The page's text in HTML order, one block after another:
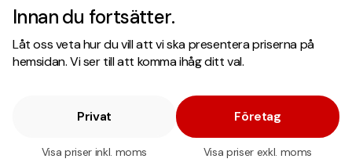
Innan du fortsätter.
Låt oss veta hur du vill att vi ska presentera priserna på
hemsidan. Vi ser till att komma ihåg ditt val.
Privat
Visa priser inkl. moms
Företag
Visa priser exkl. moms
Designskiss inom 1 h
Fri offert
Snabb leverans
Copyright © 2026 . Brand New Profile AB